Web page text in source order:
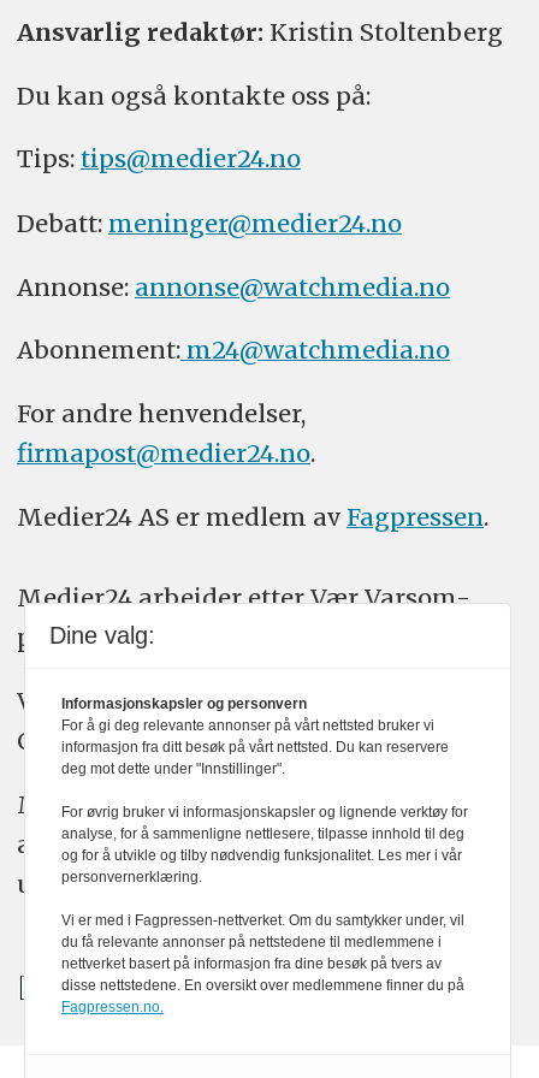
Ansvarlig redaktør: Kristin Stoltenberg
Du kan også kontakte oss på:
Tips: tips@medier24.no
Debatt: meninger@medier24.no
Annonse: annonse@watchmedia.no
Abonnement:m24@watchmedia.no
For andre henvendelser,
firmapost@medier24.no.
Medier24 AS er medlem av Fagpressen.
Medier24 arbeider etter Vær Varsom-
plakatens regler for god presseskikk.
Vi bruker KI-verktøy som ChatGPT,
Claude, og Gemini i journalistikken vår.
Medier24s redaksjon har alltid det fulle
ansvar for publisert innhold, med eller
uten bruk av kunstig intelligens.
Dine valg:
Informasjonskapsler og personvern
For å gi deg relevante annonser på vårt nettsted bruker vi
informasjon fra ditt besøk på vårt nettsted. Du kan reservere
deg mot dette under "Innstillinger".
For øvrig bruker vi informasjonskapsler og lignende verktøy for
analyse, for å sammenligne nettlesere, tilpasse innhold til deg
og for å utvikle og tilby nødvendig funksjonalitet. Les mer i vår
personvernerklæring.
Vi er med i Fagpressen-nettverket. Om du samtykker under, vil
du få relevante annonser på nettstedene til medlemmene i
nettverket basert på informasjon fra dine besøk på tvers av
disse nettstedene. En oversikt over medlemmene finner du på
Fagpressen.no.